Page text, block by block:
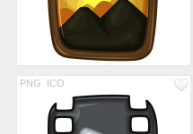
PNG ICO